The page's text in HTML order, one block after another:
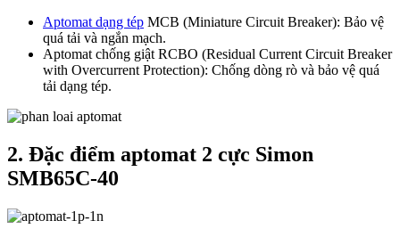
Aptomat dạng tép MCB (Miniature Circuit Breaker): Bảo vệ
quá tải và ngắn mạch.
Aptomat chống giật RCBO (Residual Current Circuit Breaker
with Overcurrent Protection): Chống dòng rò và bảo vệ quá
tải dạng tép.
2. Đặc điểm aptomat 2 cực Simon
SMB65C-40